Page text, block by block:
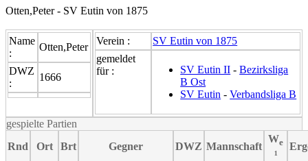
Otten,Peter - SV Eutin von 1875
Name
:
Otten,Peter
DWZ
:
1666
Verein :
SV Eutin von 1875
gemeldet
für :
SV Eutin II -Bezirksliga
B Ost
SV Eutin -Verbandsliga B
gespielte Partien
Rnd
Ort Brt Gegner DWZ Mannschaft
We
¹